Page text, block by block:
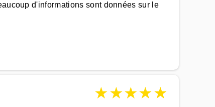
d'informations sont données sur le
★★★★★